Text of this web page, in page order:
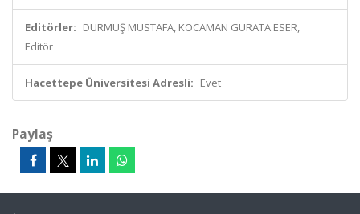
Editörler: DURMUŞ MUSTAFA, KOCAMAN GÜRATA ESER,
Editör
Hacettepe Üniversitesi Adresli: Evet
Paylaş